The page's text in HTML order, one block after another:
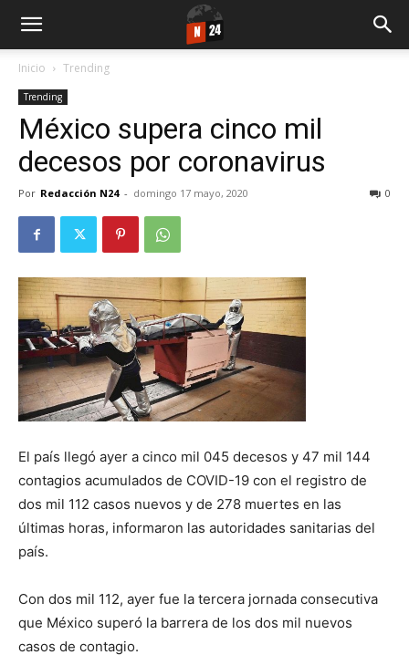
Inicio Trending
Trending
México supera cinco mil
decesos por coronavirus
Por Redacción N24 - domingo 17 mayo, 2020 0
El país llegó ayer a cinco mil 045 decesos y 47 mil 144
contagios acumulados de COVID-19 con el registro de
dos mil 112 casos nuevos y de 278 muertes en las
últimas horas, informaron las autoridades sanitarias del
país.
Con dos mil 112, ayer fue la tercera jornada consecutiva
que México superó la barrera de los dos mil nuevos
casos de contagio.